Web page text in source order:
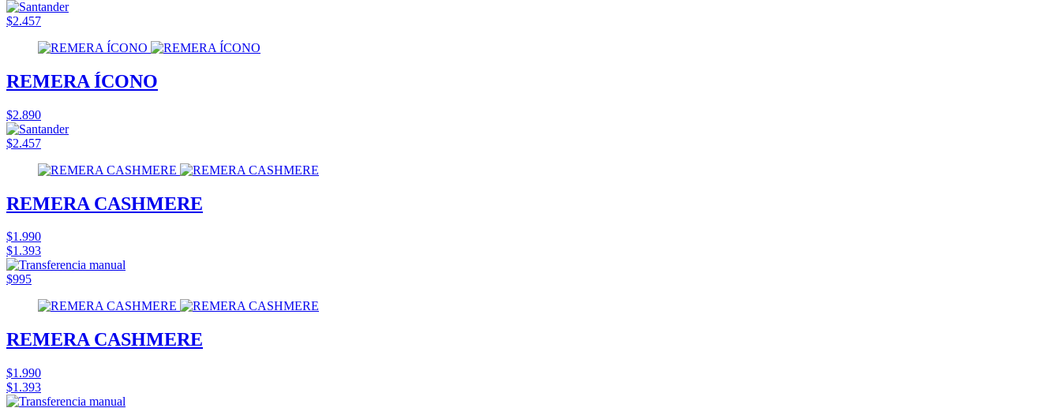
$2.457
REMERA ÍCONO
$2.890
$2.457
REMERA CASHMERE
$1.990
$1.393
$995
REMERA CASHMERE
$1.990
$1.393